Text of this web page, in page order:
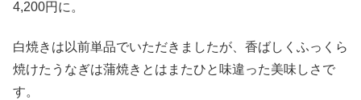
4,200円に。
白焼きは以前単品でいただきましたが、香ばしくふっくら
焼けたうなぎは蒲焼きとはまたひと味違った美味しさで
す。